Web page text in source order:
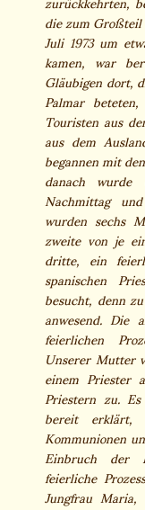
die zum
Juli 1973 um
kamen, war
Gläubigen dort,
Palmar
Touristen aus
aus dem
begannen mit
danach
Nachmittag
wurden sechs
zweite von je
dritte, ein
spanischen
besucht, denn
anwesend.
feierlichen
Unserer Mutter
einem Priester
Priestern zu.
bereit
Kommunionen
Einbruch der
feierliche
Jungfrau